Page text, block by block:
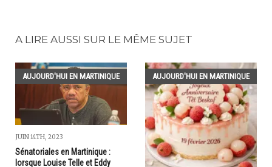
A LIRE AUSSI SUR LE MÊME SUJET
AUJOURD'HUI EN MARTINIQUE
JUIN 14TH, 2023
Sénatoriales en Martinique :
lorsque Louise Telle et Eddy
AUJOURD'HUI EN MARTINIQUE